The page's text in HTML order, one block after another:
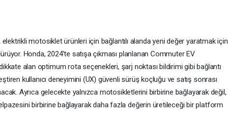
elektrikli motosiklet ürünleri için bağlantılı alanda yeni değer yaratmak için
Honda, 2024'te satışa çıkması planlanan Commuter EV
alan optimum rota seçenekleri, şarj noktası bildirimi gibi bağlantı
kullanıcı deneyimini (UX) güvenli sürüş koçluğu ve satış sonrası
Ayrıca gelecekte yalnızca motosikletlerini birbirine bağlayarak değil,
birbirine bağlayarak daha fazla değerin üretileceği bir platform